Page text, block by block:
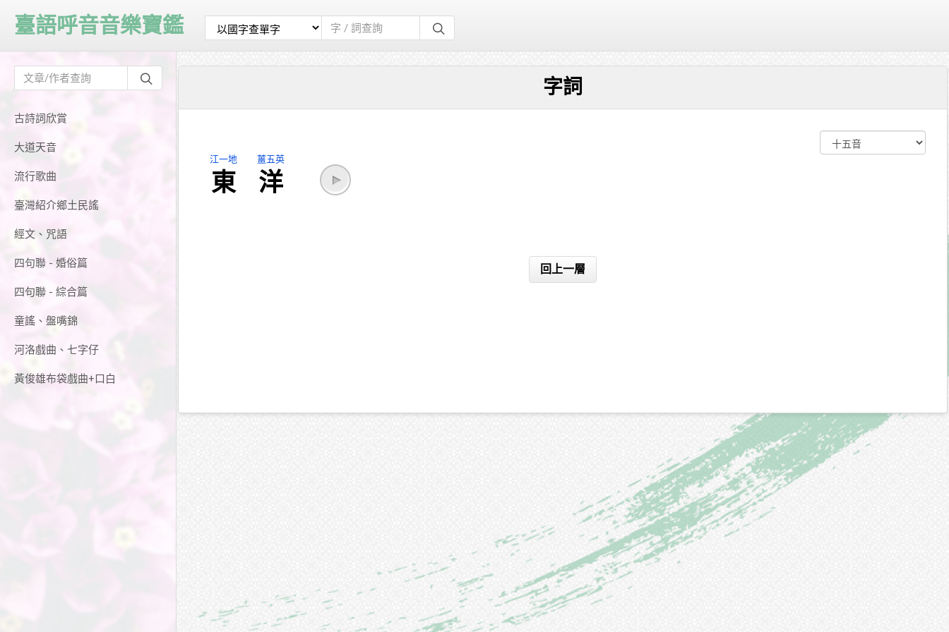
古詩詞欣賞
大道天音
流行歌曲
臺灣紹介鄉土民謠
經文、咒語
四句聯 - 婚俗篇
四句聯 - 綜合篇
童謠、盤嘴錦
河洛戲曲、七字仔
黃俊雄布袋戲曲+口白
臺語呼音音樂寶鑑
字詞
江一地
東
薑五英
洋
回上一層